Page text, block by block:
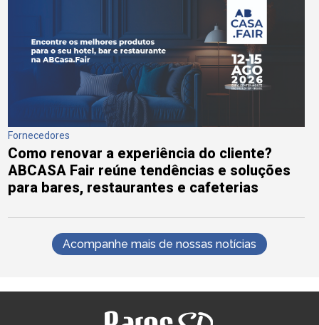
Fornecedores
Como renovar a experiência do cliente?
ABCASA Fair reúne tendências e soluções
para bares, restaurantes e cafeterias
Acompanhe mais de nossas notícias